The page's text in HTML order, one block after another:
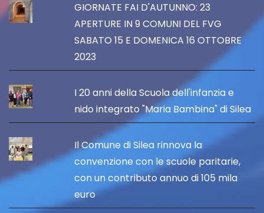
GIORNATE FAI D'AUTUNNO: 23
APERTURE IN 9 COMUNI DEL FVG
SABATO 15 E DOMENICA 16 OTTOBRE
2023
I 20 anni della Scuola dell'infanzia e
nido integrato "Maria Bambina" di Silea
Il Comune di Silea rinnova la
convenzione con le scuole paritarie,
con un contributo annuo di 105 mila
euro